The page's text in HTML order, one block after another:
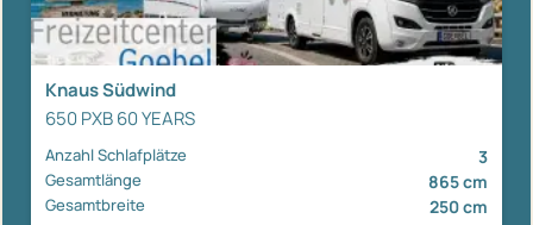
Knaus Südwind
650 PXB 60 YEARS
Anzahl Schlafplätze 3
Gesamtlänge 865 cm
Gesamtbreite 250 cm